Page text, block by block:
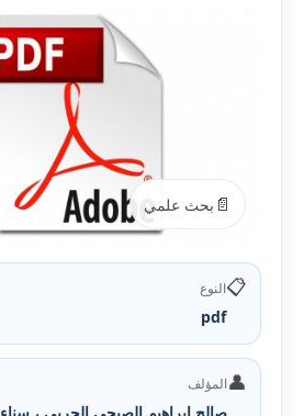
📄 بحث علمي
📋النوع
pdf
👤المؤلف